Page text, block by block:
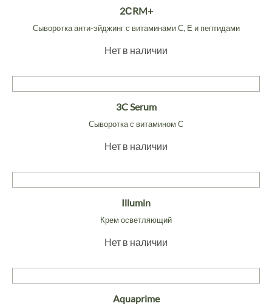
2СRM+
Сыворотка анти-эйджинг с витаминами С, Е и пептидами
Нет в наличии
3C Serum
Сыворотка с витамином С
Нет в наличии
Illumin
Крем осветляющий
Нет в наличии
Aquaprime